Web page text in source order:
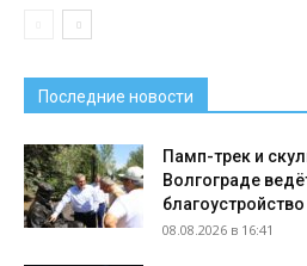
Последние новости
Памп-трек и
Волгограде
08.08.2026 в 16:41